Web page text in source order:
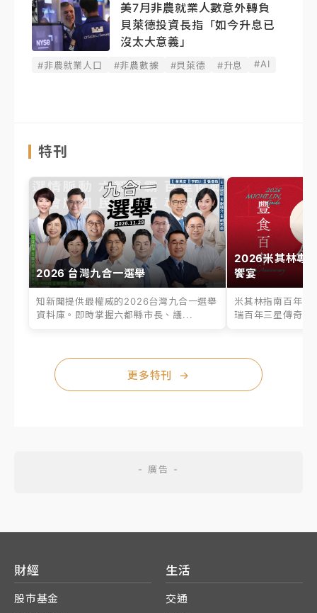
美7月非農就業人數意外轉負
貝萊德投資長指「如今升息已
沒太大意義」
#非農就業人口 #非農數據 #貝萊德 #升息 #AI
特刊
2026 台灣九合一選舉
知新聞提供最權威的2026台灣九合一選舉
資料庫。即時掌握六都縣市長、議...
2026米其林專
饗宴
米其林指南百年之
瑞百年三星傳奇、
更多特刊 →
財經
股市基金
生活
交通